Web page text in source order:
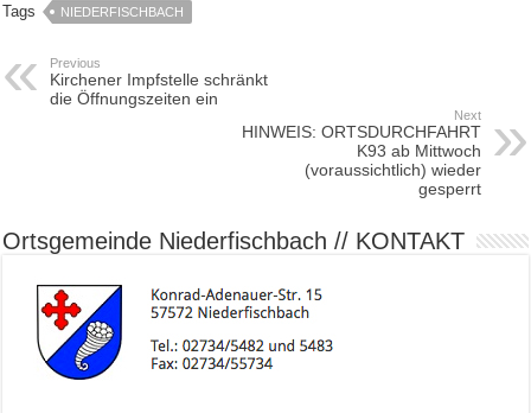
Tags NIEDERFISCHBACH
Previous
Kirchener Impfstelle schränkt
die Öffnungszeiten ein
Next
HINWEIS: ORTSDURCHFAHRT
K93 ab Mittwoch
(voraussichtlich) wieder
gesperrt
Ortsgemeinde Niederfischbach // KONTAKT